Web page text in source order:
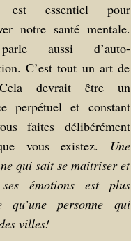
est essentiel pour
notre santé mentale.
aussi d’auto-
C’est tout un art de
devrait être un
perpétuel et constant
faites délibérément
vous existez.
Une
qui sait se maitriser et
émotions est plus
qu’une personne qui
villes!